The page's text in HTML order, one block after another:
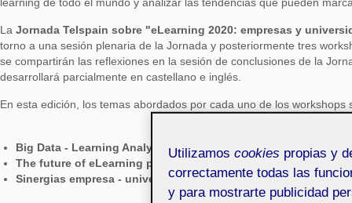
La Jornada Telspain sobre "eLearning 2020: empresas y
torno a una sesión plenaria de la Jornada y posteriormente tres
se compartirán las reflexiones en la sesión de conclusiones de la
desarrollará parcialmente en castellano e inglés.
En esta edición, los temas abordados por cada uno de los workshops
Big Data - Learning Analytics
The future of eLearning platforms
Sinergias empresa - universidad
Utilizamos cookies propias y
correctamente todas las
y para mostrarte publicidad